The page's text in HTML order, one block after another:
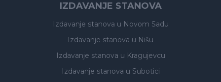
IZDAVANJE STANOVA
Izdavanje stanova u Novom Sadu
Izdavanje stanova u Nišu
Izdavanje stanova u Kragujevcu
Izdavanje stanova u Subotici